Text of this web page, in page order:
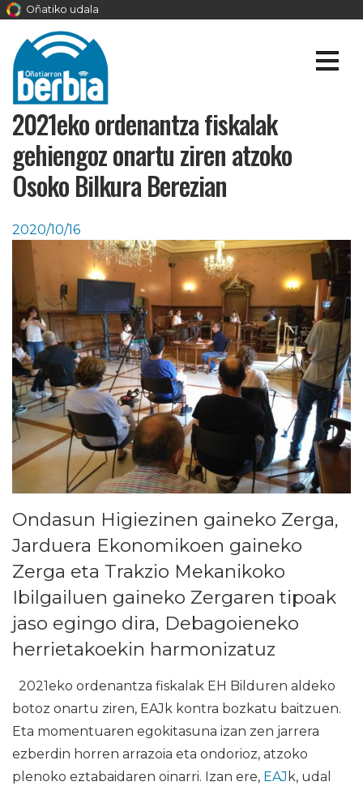
Oñatiko udala
2021eko ordenantza fiskalak
gehiengoz onartu ziren atzoko
Osoko Bilkura Berezian
2020/10/16
Ondasun Higiezinen gaineko Zerga,
Jarduera Ekonomikoen gaineko
Zerga eta Trakzio Mekanikoko
Ibilgailuen gaineko Zergaren tipoak
jaso egingo dira, Debagoieneko
herrietakoekin harmonizatuz
2021eko ordenantza fiskalak EH Bilduren aldeko
botoz onartu ziren, EAJk kontra bozkatu baitzuen.
Eta momentuaren egokitasuna izan zen jarrera
ezberdin horren arrazoia eta ondorioz, atzoko
plenoko eztabaidaren oinarri. Izan ere, EAJ k, udal